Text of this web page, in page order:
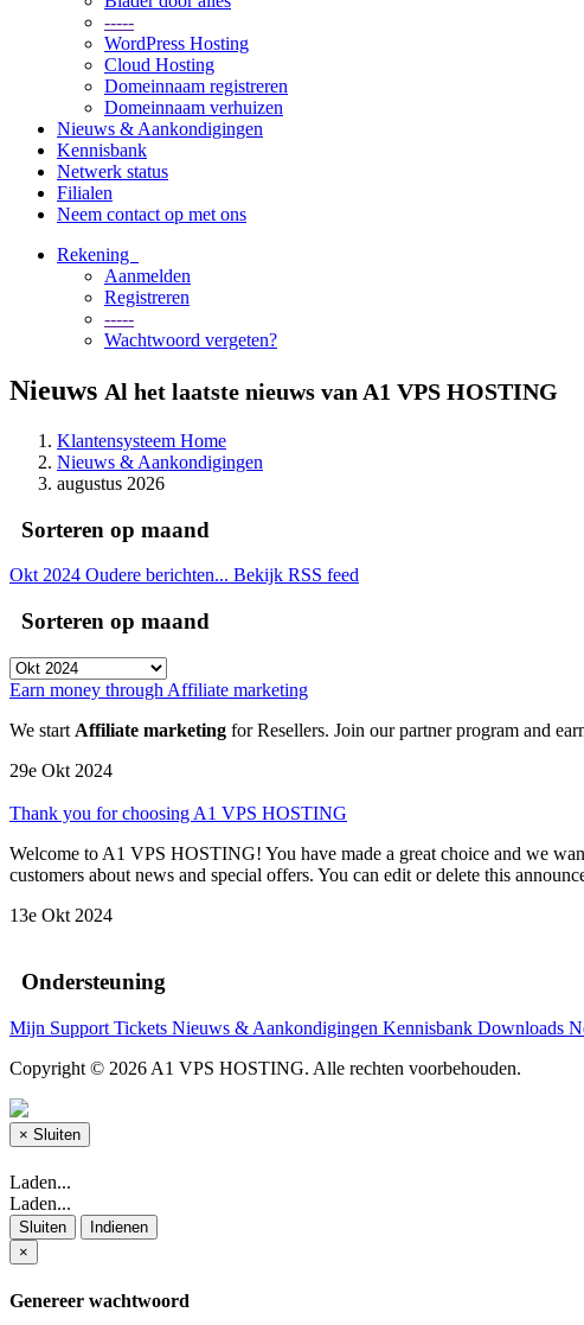
-----
WordPress Hosting
Cloud Hosting
Domeinnaam registreren
Domeinnaam verhuizen
Nieuws & Aankondigingen
Kennisbank
Netwerk status
Filialen
Neem contact op met ons
Rekening
Aanmelden
Registreren
-----
Wachtwoord vergeten?
Nieuws Al het laatste nieuws van A1 VPS HOSTING
Klantensysteem Home
Nieuws & Aankondigingen
augustus 2026
Sorteren op maand
Okt 2024 Oudere berichten... Bekijk RSS feed
Sorteren op maand
Earn money through Affiliate marketing
We start Affiliate marketing for Resellers. Join our partner program and
29e Okt 2024
Thank you for choosing A1 VPS HOSTING
Welcome to A1 VPS HOSTING! You have made a great choice and we
customers about news and special offers. You can edit or delete this
13e Okt 2024
Ondersteuning
Mijn Support Tickets Nieuws & Aankondigingen Kennisbank Downloads
Copyright © 2026 A1 VPS HOSTING. Alle rechten voorbehouden.
× Sluiten
Laden...
Laden...
Sluiten
Indienen
×
Genereer wachtwoord